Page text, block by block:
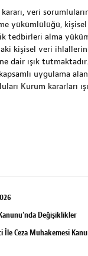
veri
yükümlülüğü, kişisel
tedbirleri alma
kişisel veri
dair ışık
uygulama
Kurum kararları
Değişiklikler
Ceza Muhakemesi